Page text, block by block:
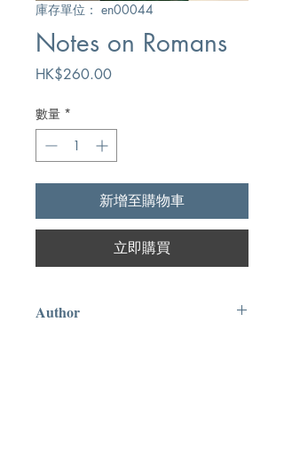
庫存單位： en00044
Notes on Romans
HK$260.00價
數量 *
新增至購物車
立即購買
Author